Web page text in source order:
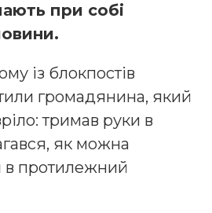
при собі
із блокпостів
громадянина, який
тримав руки в
як можна
протилежний